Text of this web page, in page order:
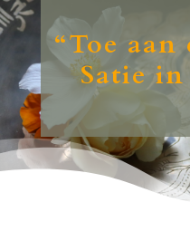
“Toe
Satie in